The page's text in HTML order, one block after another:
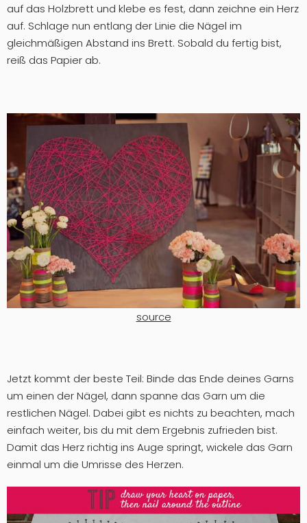
auf das Holzbrett und klebe es fest, dann zeichne ein Herz
auf. Schlage nun entlang der Linie die Nägel im
gleichmäßigen Abstand ins Brett. Sobald du fertig bist,
reiß das Papier ab.
source
Jetzt kommt der beste Teil: Binde das Ende deines Garns
um einen der Nägel, dann spanne das Garn um die
restlichen Nägel. Dabei gibt es nichts zu beachten, mach
einfach weiter, bis du mit dem Ergebnis zufrieden bist.
Damit das Herz richtig ins Auge springt, wickele das Garn
einmal um die Umrisse des Herzen.